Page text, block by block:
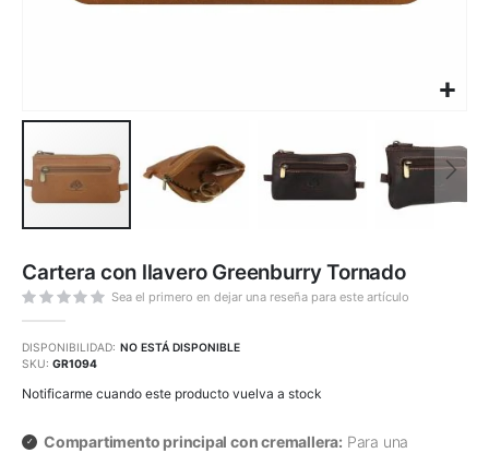
comienzo
de
la
galería
de
Cartera con llavero Greenburry Tornado
Sea el primero en dejar una reseña para este artículo
DISPONIBILIDAD: NO ESTÁ DISPONIBLE
SKU GR1094
Notificarme cuando este producto vuelva a stock
Compartimento principal con cremallera: Para una